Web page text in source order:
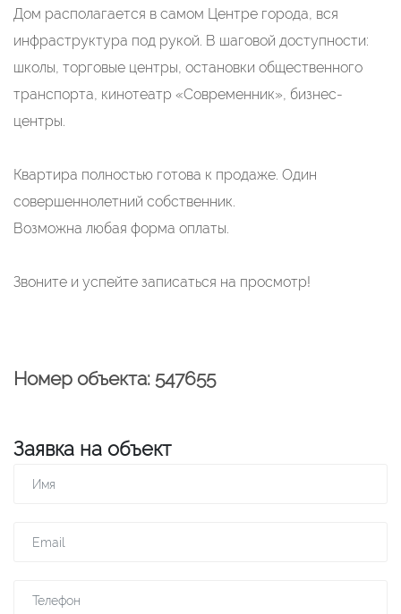
Дом располагается в самом Центре города, вся
инфраструктура под рукой. В шаговой доступности:
школы, торговые центры, остановки общественного
транспорта, кинотеатр «Современник», бизнес-
центры.
Квартира полностью готова к продаже. Один
совершеннолетний собственник.
Возможна любая форма оплаты.
Звоните и успейте записаться на просмотр!
Номер объекта: 547655
Заявка на объект